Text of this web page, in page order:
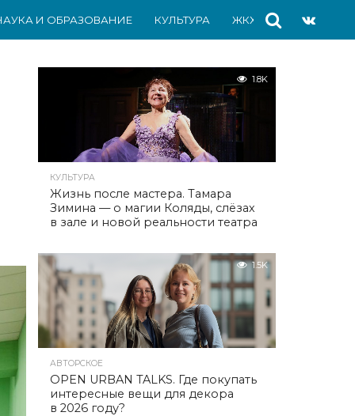
И ОБРАЗОВАНИЕ КУЛЬТУРА ЖКХ СПОРТ
1.8K
КУЛЬТУРА
Жизнь после мастера. Тамара
Зимина — о магии Коляды, слёзах
в зале и новой реальности театра
1.5K
АВТОРСКОЕ
OPEN URBAN TALKS. Где покупать
интересные вещи для декора
в 2026 году?